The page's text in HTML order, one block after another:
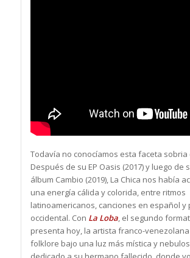
Todavía no conocíamos esta faceta sobria
Después de su EP Oasis (2017) y luego de
álbum Cambio (2019), La Chica nos había
una energía cálida y colorida, entre ritmos
latinoamericanos, canciones en español y
occidental. Con La Loba, el segundo
presenta hoy, la artista franco-
folklore bajo una luz más mística y